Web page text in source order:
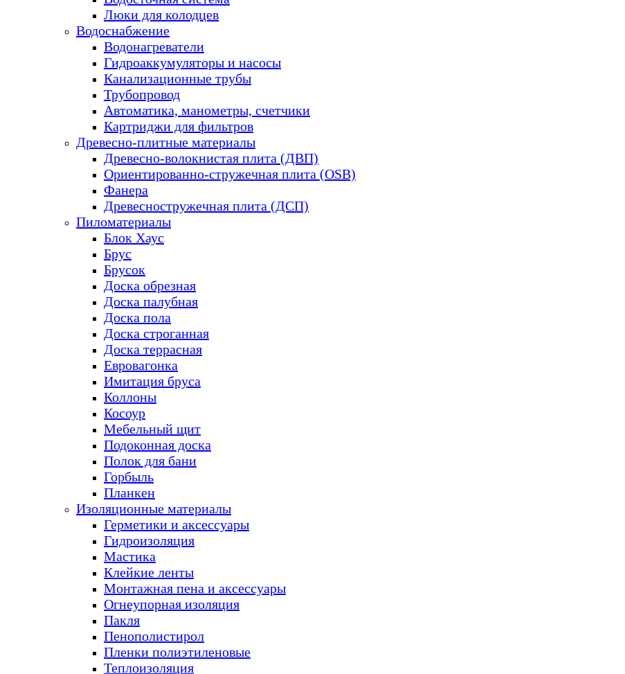
Люки для колодцев
Водоснабжение
Водонагреватели
Гидроаккумуляторы и насосы
Канализационные трубы
Трубопровод
Автоматика, манометры, счетчики
Картриджи для фильтров
Древесно-плитные материалы
Древесно-волокнистая плита (ДВП)
Ориентированно-стружечная плита (OSB)
Фанера
Древесностружечная плита (ДСП)
Пиломатериалы
Блок Хаус
Брус
Брусок
Доска обрезная
Доска палубная
Доска пола
Доска строганная
Доска террасная
Евровагонка
Имитация бруса
Коллоны
Косоур
Мебельный щит
Подоконная доска
Полок для бани
Горбыль
Планкен
Изоляционные материалы
Герметики и аксессуары
Гидроизоляция
Мастика
Клейкие ленты
Монтажная пена и аксессуары
Огнеупорная изоляция
Пакля
Пенополистирол
Пленки полиэтиленовые
Теплоизоляция